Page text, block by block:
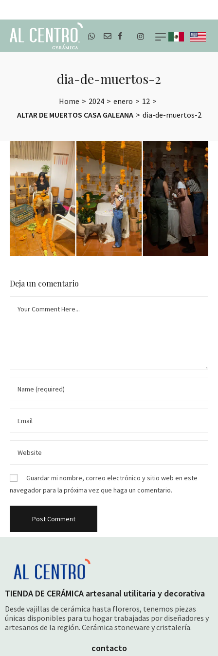
dia-de-muertos-2
Home > 2024 > enero > 12 >
ALTAR DE MUERTOS CASA GALEANA > dia-de-muertos-2
Deja un comentario
Guardar mi nombre, correo electrónico y sitio web en este
navegador para la próxima vez que haga un comentario.
TIENDA DE CERÁMICA artesanal utilitaria y decorativa
Desde vajillas de cerámica hasta floreros, tenemos piezas
únicas disponibles para tu hogar trabajadas por diseñadores y
artesanos de la región. Cerámica stoneware y cristalería.
contacto